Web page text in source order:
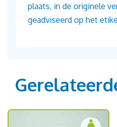
plaats, in de originele
geadviseerd op het